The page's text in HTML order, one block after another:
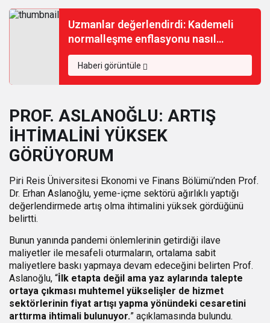
Uzmanlar değerlendirdi: Kademeli
normalleşme enflasyonu nasıl
etkiler?
Haberi görüntüle
PROF. ASLANOĞLU: ARTIŞ
İHTİMALİNİ YÜKSEK
GÖRÜYORUM
Piri Reis Üniversitesi Ekonomi ve Finans Bölümü’nden Prof.
Dr. Erhan Aslanoğlu, yeme-içme sektörü ağırlıklı yaptığı
değerlendirmede artış olma ihtimalini yüksek gördüğünü
belirtti.
Bunun yanında pandemi önlemlerinin getirdiği ilave
maliyetler ile mesafeli oturmaların, ortalama sabit
maliyetlere baskı yapmaya devam edeceğini belirten Prof.
Aslanoğlu, “İlk etapta değil ama yaz aylarında talepte
ortaya çıkması muhtemel yükselişler de hizmet
sektörlerinin fiyat artışı yapma yönündeki cesaretini
arttırma ihtimali bulunuyor.” açıklamasında bulundu.